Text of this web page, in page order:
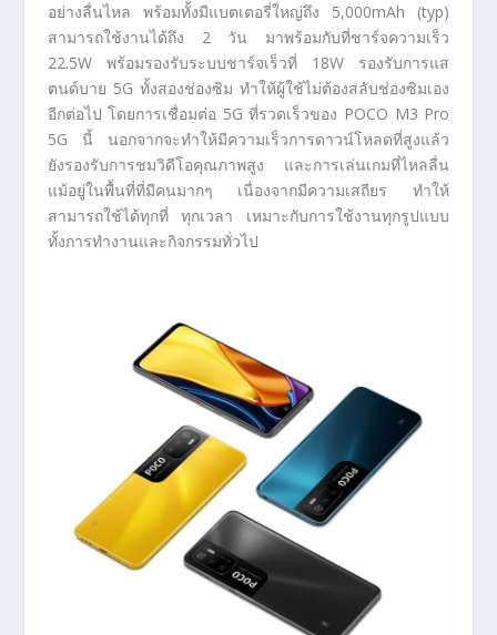
อย่างลื่นไหล พร้อมทั้งมีแบตเตอรี่ใหญ่ถึง 5,000mAh (typ)
สามารถใช้งานได้ถึง 2 วัน มาพร้อมกับที่ชาร์จความเร็ว
22.5W พร้อมรองรับระบบชาร์จเร็วที่ 18W รองรับการแส
ตนด์บาย 5G ทั้งสองช่องซิม ทำให้ผู้ใช้ไม่ต้องสลับช่องซิมเอง
อีกต่อไป โดยการเชื่อมต่อ 5G ที่รวดเร็วของ POCO M3 Pro
5G นี้ นอกจากจะทำให้มีความเร็วการดาวน์โหลดที่สูงแล้ว
ยังรองรับการชมวิดีโอคุณภาพสูง และการเล่นเกมที่ไหลลื่น
แม้อยู่ในพื้นที่ที่มีคนมากๆ เนื่องจากมีความเสถียร ทำให้
สามารถใช้ได้ทุกที่ ทุกเวลา เหมาะกับการใช้งานทุกรูปแบบ
ทั้งการทำงานและกิจกรรมทั่วไป